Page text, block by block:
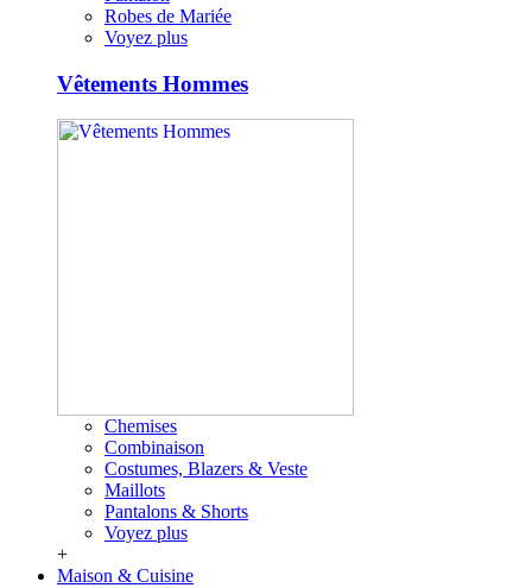
Robes de Mariée
Voyez plus
Vêtements Hommes
Chemises
Combinaison
Costumes, Blazers & Veste
Maillots
Pantalons & Shorts
Voyez plus
+
Maison & Cuisine